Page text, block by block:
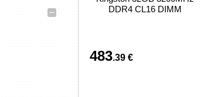
–
DDR4 CL16 DIMM
483.39 €